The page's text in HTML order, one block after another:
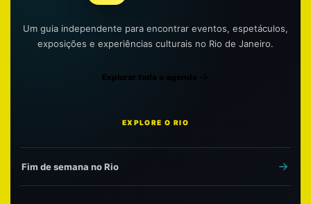
Um guia independente para encontrar eventos, espetáculos,
exposições e experiências culturais no Rio de Janeiro.
Explorar toda a agenda
EXPLORE O RIO
Fim de semana no Rio